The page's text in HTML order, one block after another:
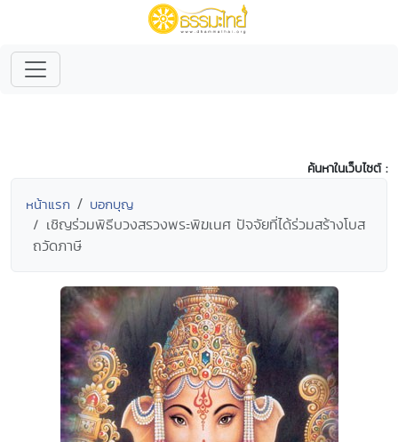
ค้นหาในเว็บไซต์ :
หน้าแรก บอกบุญ
เชิญร่วมพิธีบวงสรวงพระพิฆเนศ ปัจจัยที่ได้ร่วมสร้างโบส
ถวัดภาษี